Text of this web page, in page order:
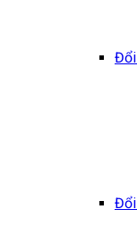
Đổi
Đổi